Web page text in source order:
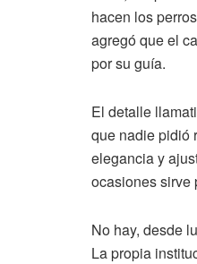
hacen los
agregó que el
por su guía.
El detalle
que nadie pidió
elegancia y
ocasiones sirve
No hay, desde
La propia